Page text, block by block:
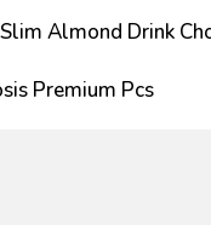
Almond Drink
Premium Pcs